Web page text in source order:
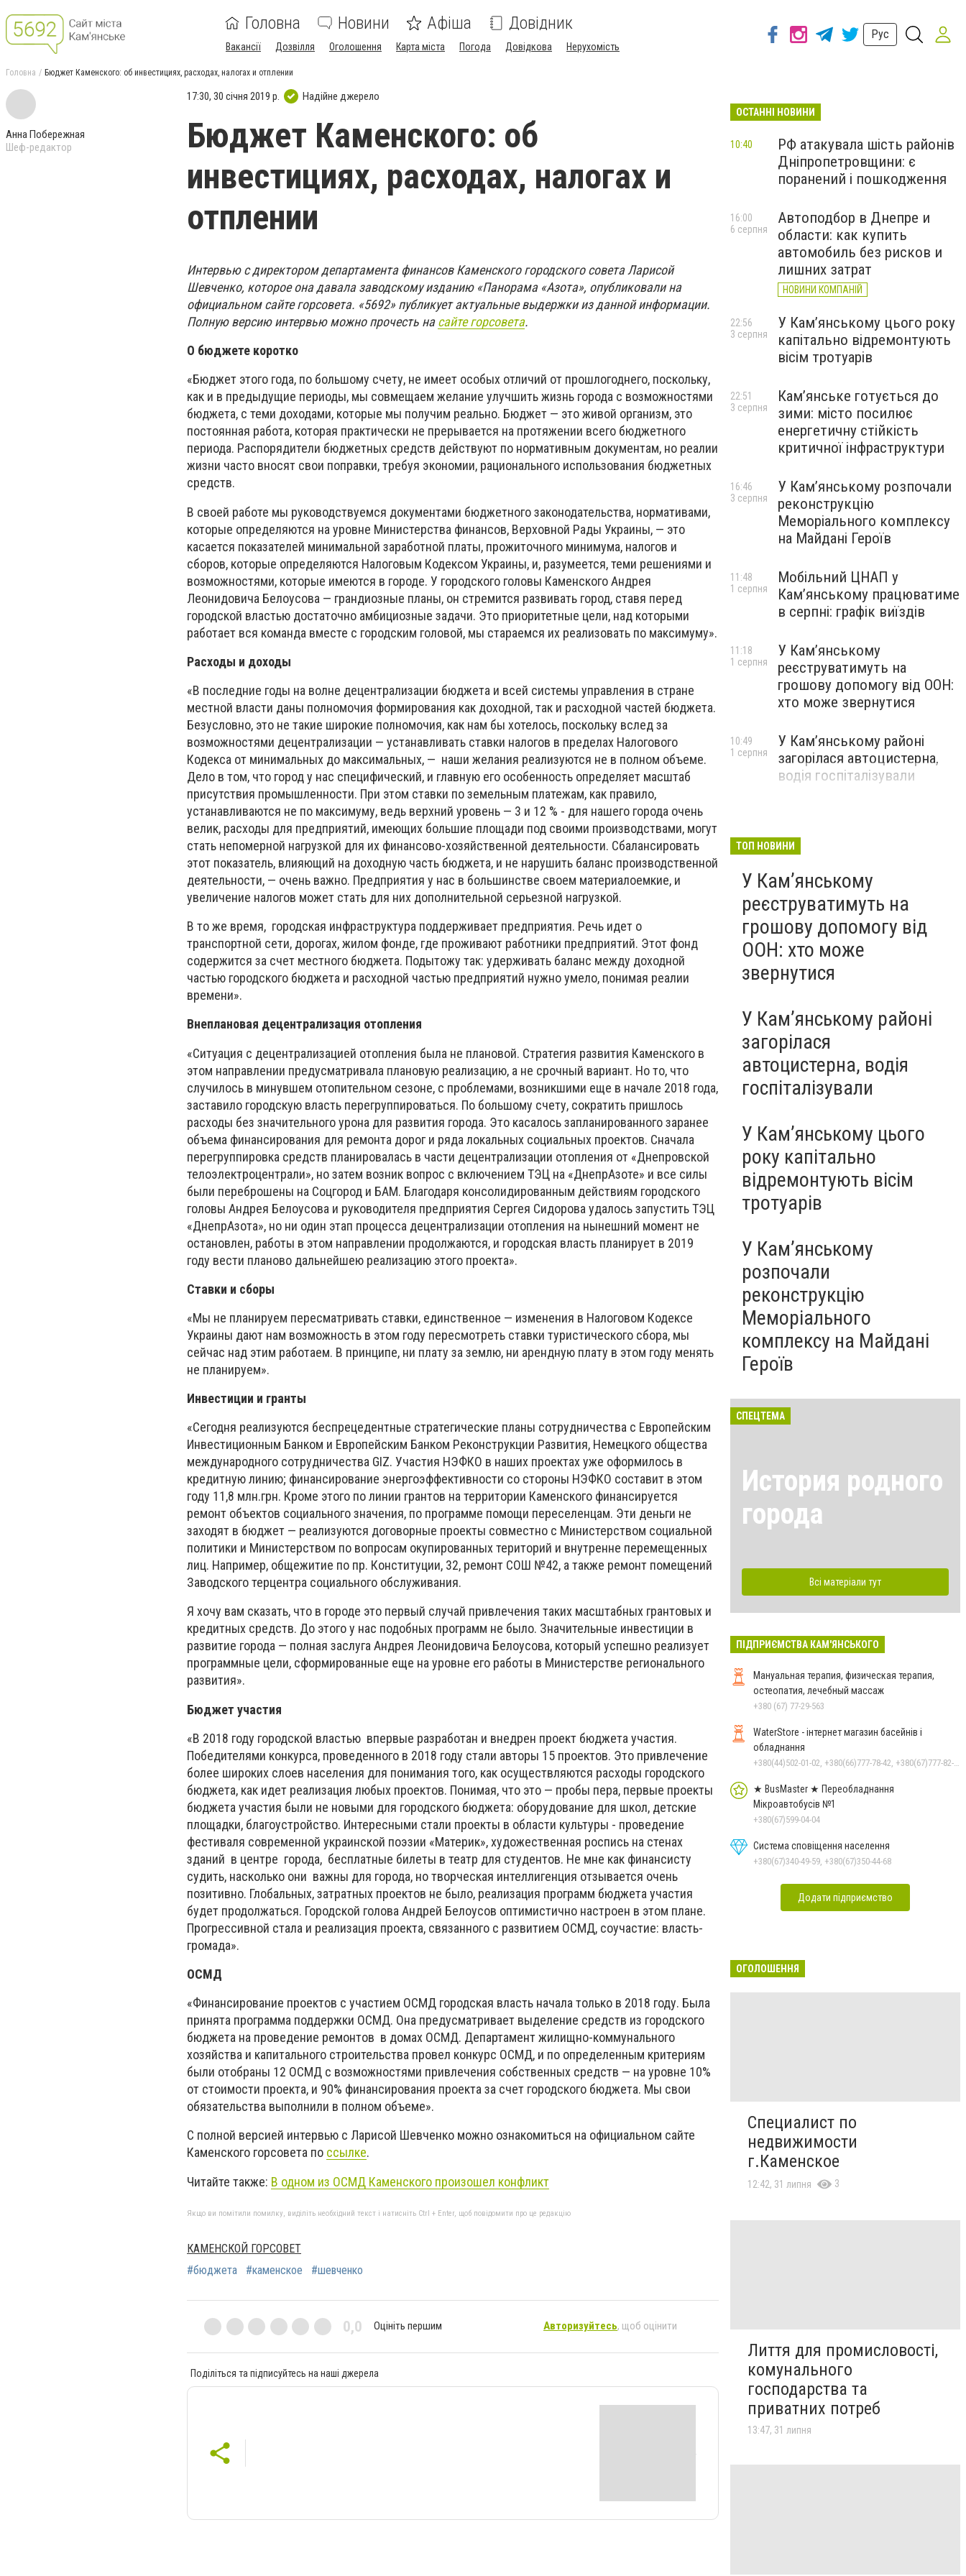
Головна Новини Афіша Довідник
Вакансії Дозвілля Оголошення Карта міста Погода Довідкова Нерухомість
Рус
Головна Бюджет Каменского: об инвестициях, расходах, налогах и отплении
Анна Побережная
Шеф-редактор
17:30, 30 січня 2019 р. Надійне джерело
Бюджет Каменского: об
инвестициях, расходах, налогах и
отплении
Интервью с директором департамента финансов Каменского городского совета Ларисой
Шевченко, которое она давала заводскому изданию «Панорама «Азота», опубликовали на
официальном сайте горсовета. «5692» публикует актуальные выдержки из данной информации.
Полную версию интервью можно прочесть насайте горсовета.
О бюджете коротко
«Бюджет этого года, по большому счету, не имеет особых отличий от прошлогоднего, поскольку,
как и в предыдущие периоды, мы совмещаем желание улучшить жизнь города с возможностями
бюджета, с теми доходами, которые мы получим реально. Бюджет — это живой организм, это
постоянная работа, которая практически не прерывается на протяжении всего бюджетного
периода. Распорядители бюджетных средств действуют по нормативным документам, но реалии
жизни часто вносят свои поправки, требуя экономии, рационального использования бюджетных
средств.
В своей работе мы руководствуемся документами бюджетного законодательства, нормативами,
которые определяются на уровне Министерства финансов, Верховной Рады Украины, — это
касается показателей минимальной заработной платы, прожиточного минимума, налогов и
сборов, которые определяются Налоговым Кодексом Украины, и, разумеется, теми решениями и
возможностями, которые имеются в городе. У городского головы Каменского Андрея
Леонидовича Белоусова — грандиозные планы, он стремится развивать город, ставя перед
городской властью достаточно амбициозные задачи. Это приоритетные цели, над которыми
работает вся команда вместе с городским головой, мы стараемся их реализовать по максимуму».
Расходы и доходы
«В последние годы на волне децентрализации бюджета и всей системы управления в стране
местной власти даны полномочия формирования как доходной, так и расходной частей бюджета.
Безусловно, это не такие широкие полномочия, как нам бы хотелось, поскольку вслед за
возможностями децентрализации — устанавливать ставки налогов в пределах Налогового
Кодекса от минимальных до максимальных, — наши желания реализуются не в полном объеме.
Дело в том, что город у нас специфический, и главную его особенность определяет масштаб
присутствия промышленности. При этом ставки по земельным платежам, как правило,
устанавливаются не по максимуму, ведь верхний уровень — 3 и 12 % - для нашего города очень
велик, расходы для предприятий, имеющих большие площади под своими производствами, могут
стать непомерной нагрузкой для их финансово-хозяйственной деятельности. Сбалансировать
этот показатель, влияющий на доходную часть бюджета, и не нарушить баланс производственной
деятельности, — очень важно. Предприятия у нас в большинстве своем материалоемкие, и
увеличение налогов может стать для них дополнительной серьезной нагрузкой.
В то же время, городская инфраструктура поддерживает предприятия. Речь идет о
транспортной сети, дорогах, жилом фонде, где проживают работники предприятий. Этот фонд
содержится за счет местного бюджета. Подытожу так: удерживать баланс между доходной
частью городского бюджета и расходной частью предприятий нужно умело, понимая реалии
времени».
Внеплановая децентрализация отопления
«Ситуация с децентрализацией отопления была не плановой. Стратегия развития Каменского в
этом направлении предусматривала плановую реализацию, а не срочный вариант. Но то, что
случилось в минувшем отопительном сезоне, с проблемами, возникшими еще в начале 2018 года,
заставило городскую власть перегруппироваться. По большому счету, сократить пришлось
расходы без значительного урона для развития города. Это касалось запланированного заранее
объема финансирования для ремонта дорог и ряда локальных социальных проектов. Сначала
перегруппировка средств планировалась в части децентрализации отопления от «Днепровской
телоэлектроцентрали», но затем возник вопрос с включением ТЭЦ на «ДнепрАзоте» и все силы
были переброшены на Соцгород и БАМ. Благодаря консолидированным действиям городского
головы Андрея Белоусова и руководителя предприятия Сергея Сидорова удалось запустить ТЭЦ
«ДнепрАзота», но ни один этап процесса децентрализации отопления на нынешний момент не
остановлен, работы в этом направлении продолжаются, и городская власть планирует в 2019
году вести планово дальнейшею реализацию этого проекта».
Ставки и сборы
«Мы не планируем пересматривать ставки, единственное — изменения в Налоговом Кодексе
Украины дают нам возможность в этом году пересмотреть ставки туристического сбора, мы
сейчас над этим работаем. В принципе, ни плату за землю, ни арендную плату в этом году менять
не планируем».
Инвестиции и гранты
«Сегодня реализуются беспрецедентные стратегические планы сотрудничества с Европейским
Инвестиционным Банком и Европейским Банком Реконструкции Развития, Немецкого общества
международного сотрудничества GIZ. Участия НЭФКО в наших проектах уже оформилось в
кредитную линию; финансирование энергоэффективности со стороны НЭФКО составит в этом
году 11,8 млн.грн. Кроме этого по линии грантов на территории Каменского финансируется
ремонт объектов социального значения, по программе помощи переселенцам. Эти деньги не
заходят в бюджет — реализуются договорные проекты совместно с Министерством социальной
политики и Министерством по вопросам окупированных територий и внутренне перемещенных
лиц. Например, общежитие по пр. Конституции, 32, ремонт СОШ №42, а также ремонт помещений
Заводского терцентра социального обслуживания.
Я хочу вам сказать, что в городе это первый случай привлечения таких масштабных грантовых и
кредитных средств. До этого у нас подобных программ не было. Значительные инвестиции в
развитие города — полная заслуга Андрея Леонидовича Белоусова, который успешно реализует
программные цели, сформированные еще на уровне его работы в Министерстве регионального
развития».
Бюджет участия
«В 2018 году городской властью впервые разработан и внедрен проект бюджета участия.
Победителями конкурса, проведенного в 2018 году стали авторы 15 проектов. Это привлечение
более широких слоев населения для понимания того, как осуществляются расходы городского
бюджета, как идет реализация любых проектов. Понимая, что это — пробы пера, первые проекты
бюджета участия были не новыми для городского бюджета: оборудование для школ, детские
площадки, благоустройство. Интересными стали проекты в области культуры - проведение
фестиваля современной украинской поэзии «Материк», художественная роспись на стенах
зданий в центре города, бесплатные билеты в театр для студентов. Не мне как финансисту
судить, насколько они важны для города, но творческая интеллигенция отзывается очень
позитивно. Глобальных, затратных проектов не было, реализация программ бюджета участия
будет продолжаться. Городской голова Андрей Белоусов оптимистично настроен в этом плане.
Прогрессивной стала и реализация проекта, связанного с развитием ОСМД, соучастие: власть-
громада».
ОСМД
«Финансирование проектов с участием ОСМД городская власть начала только в 2018 году. Была
принята программа поддержки ОСМД. Она предусматривает выделение средств из городского
бюджета на проведение ремонтов в домах ОСМД. Департамент жилищно-коммунального
хозяйства и капитального строительства провел конкурс ОСМД, и по определенным критериям
были отобраны 12 ОСМД с возможностями привлечения собственных средств — на уровне 10%
от стоимости проекта, и 90% финансирования проекта за счет городского бюджета. Мы свои
обязательства выполнили в полном объеме».
С полной версией интервью с Ларисой Шевченко можно ознакомиться на официальном сайте
Каменского горсовета по ссылке.
Читайте также: В одном из ОСМД Каменского произошел конфликт
Якщо ви помітили помилку, виділіть необхідний текст і натисніть Ctrl + Enter, щоб повідомити про це редакцію
КАМЕНСКОЙ ГОРСОВЕТ
#бюджета
#каменское #шевченко
0,0 Оцініть першим Авторизуйтесь, щоб оцінити
Поділіться та підписуйтесь на наші джерела
ОСТАННІ НОВИНИ
РФ атакувала шість районів
Дніпропетровщини: є
поранений і пошкодження
10:40
Автоподбор в Днепре и
области: как купить
автомобиль без рисков и
лишних затрат
НОВИНИ КОМПАНІЙ
16:00
6 серпня
У Кам’янському цього року
капітально відремонтують
вісім тротуарів
22:56
3 серпня
Кам’янське готується до
зими: місто посилює
енергетичну стійкість
критичної інфраструктури
22:51
3 серпня
У Кам’янському розпочали
реконструкцію
Меморіального комплексу
на Майдані Героїв
16:46
3 серпня
Мобільний ЦНАП у
Кам’янському працюватиме
в серпні: графік виїздів
11:48
1 серпня
У Кам’янському
реєструватимуть на
грошову допомогу від ООН:
хто може звернутися
11:18
1 серпня
У Кам’янському районі
загорілася автоцистерна,
водія госпіталізували
10:49
1 серпня
ТОП НОВИНИ
У Кам’янському
реєструватимуть на
грошову допомогу від
ООН: хто може
звернутися
У Кам’янському районі
загорілася
автоцистерна, водія
госпіталізували
У Кам’янському цього
року капітально
відремонтують вісім
тротуарів
У Кам’янському
розпочали
реконструкцію
Меморіального
комплексу на Майдані
Героїв
СПЕЦТЕМА
История родного
города
Всі матеріали тут
ПІДПРИЄМСТВА КАМ'ЯНСЬКОГО
Мануальная терапия, физическая терапия,
остеопатия, лечебный массаж
+380 (67) 77-29-563
WaterStore - інтернет магазин басейнів і
обладнання
★ BusMaster ★ Переобладнання
Мікроавтобусів №1
+380(67)599-04-04
Система сповіщення населення
+380(67)340-49-59, +380(67)350-44-68
Додати підприємство
ОГОЛОШЕННЯ
Специалист по
недвижимости
г.Каменское
12:42, 31 липня 3
Лиття для промисловості,
комунального
господарства та
приватних потреб
13:47, 31 липня